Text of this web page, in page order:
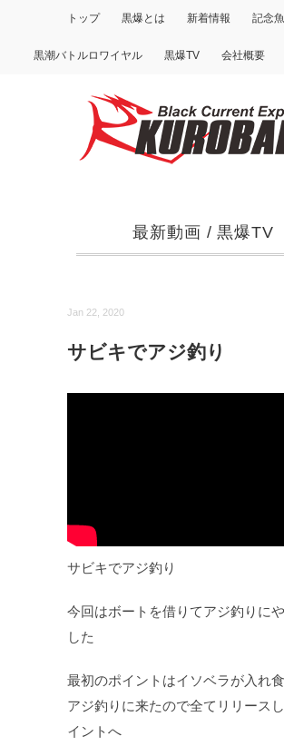
トップ 黒爆とは 新着情報 記念魚
黒潮バトルロワイヤル 黒爆TV 会社概要
最新動画 /黒爆TV
Jan 22, 2020
サビキでアジ釣り
サビキでアジ釣り
今回はボートを借りてアジ釣りに
した
最初のポイントはイソベラが入れ
アジ釣りに来たので全てリリース
イントへ